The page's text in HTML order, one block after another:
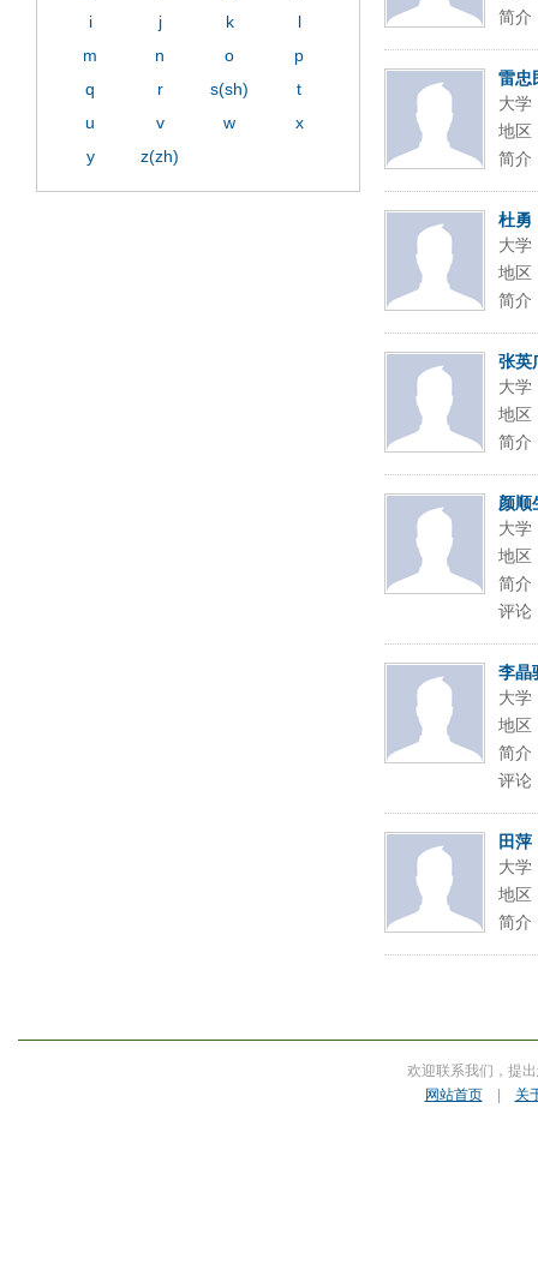
简介
雷忠
大学
地区
简介
杜勇
大学
地区
简介
张英
大学
地区
简介
颜顺
大学
地区
简介
评论
李晶
大学
地区
简介
评论
田萍
大学
地区
简介
i
j k
l
m
n o
p
q
r s(sh)
t
u
v w
x
y
z(zh)
欢迎联系我们，提
网站首页| 关